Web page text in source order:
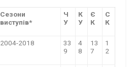
Сезони
виступів*
Ч
У
К
У
Є
К
С
К
2004-2018
33
9
4
8
13
7
1
2